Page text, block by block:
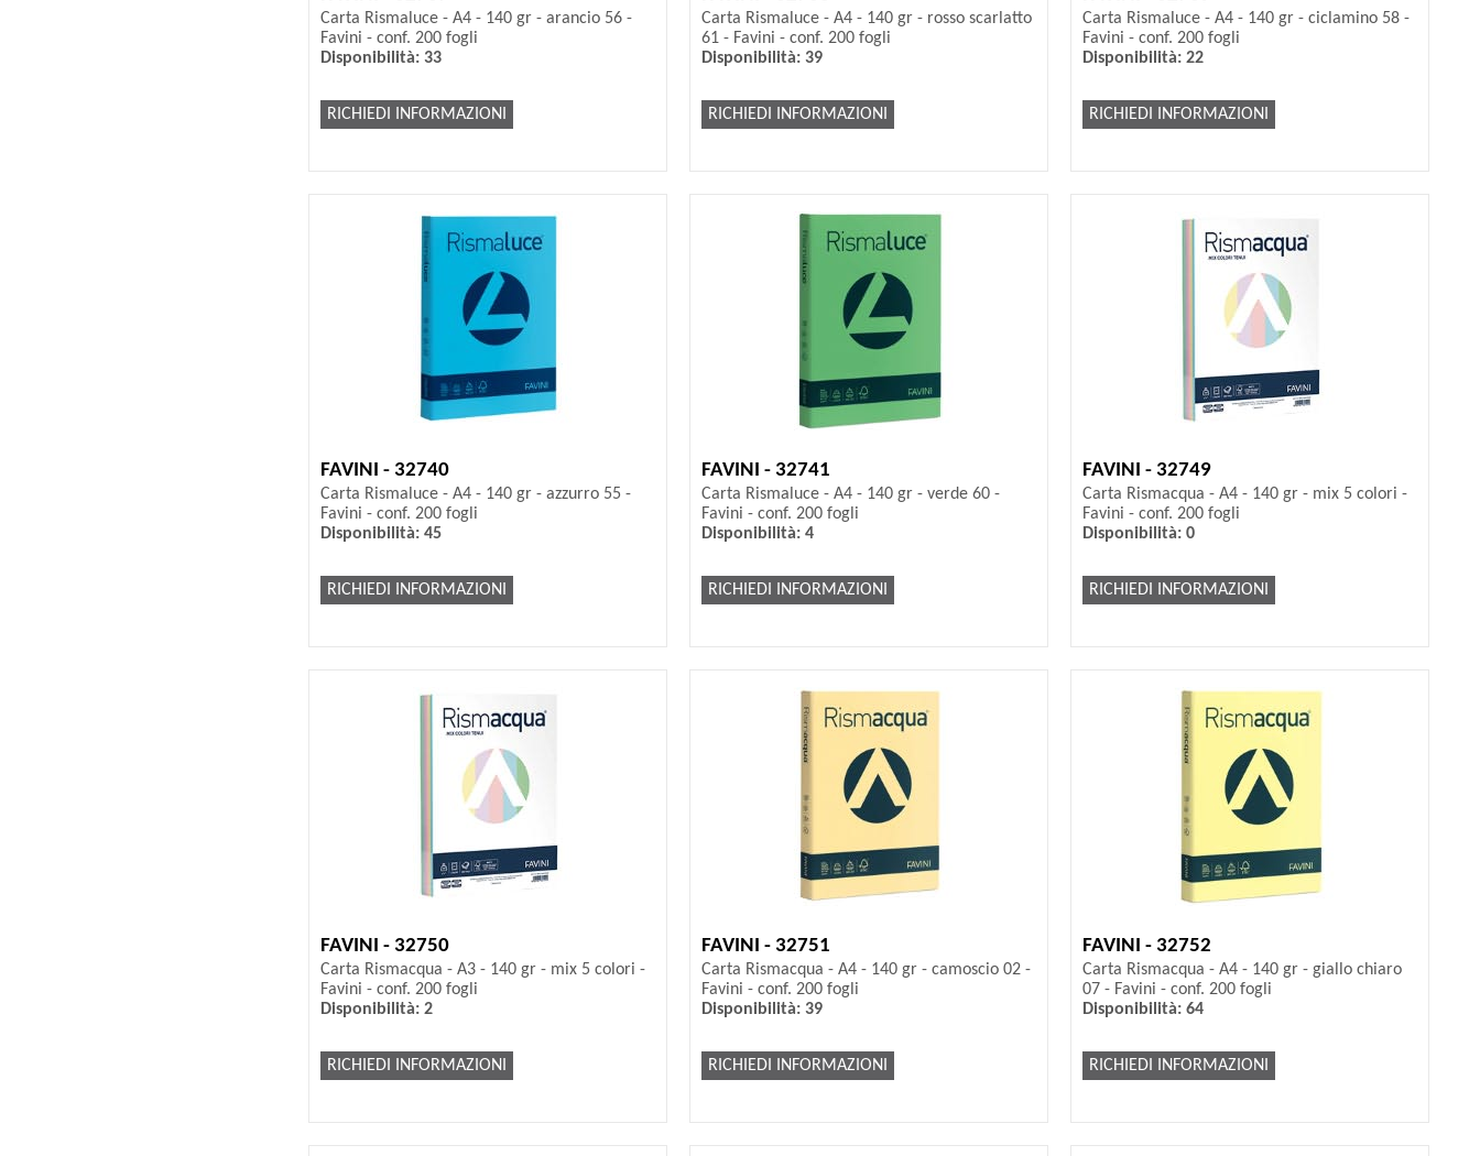
Carta Rismaluce - A4 - 140 gr - arancio 56 -
Favini - conf. 200 fogli
Disponibilità: 33
RICHIEDI INFORMAZIONI
Carta Rismaluce - A4 - 140 gr - rosso scarlatto
61 - Favini - conf. 200 fogli
Disponibilità: 39
RICHIEDI INFORMAZIONI
Carta Rismaluce - A4 - 140 gr - ciclamino 58 -
Favini - conf. 200 fogli
Disponibilità: 22
RICHIEDI INFORMAZIONI
FAVINI - 32740
Carta Rismaluce - A4 - 140 gr - azzurro 55 -
Favini - conf. 200 fogli
Disponibilità: 45
RICHIEDI INFORMAZIONI
FAVINI - 32741
Carta Rismaluce - A4 - 140 gr - verde 60 -
Favini - conf. 200 fogli
Disponibilità: 4
RICHIEDI INFORMAZIONI
FAVINI - 32749
Carta Rismacqua - A4 - 140 gr - mix 5 colori -
Favini - conf. 200 fogli
Disponibilità: 0
RICHIEDI INFORMAZIONI
FAVINI - 32750
Carta Rismacqua - A3 - 140 gr - mix 5 colori -
Favini - conf. 200 fogli
Disponibilità: 2
RICHIEDI INFORMAZIONI
FAVINI - 32751
Carta Rismacqua - A4 - 140 gr - camoscio 02 -
Favini - conf. 200 fogli
Disponibilità: 39
RICHIEDI INFORMAZIONI
FAVINI - 32752
Carta Rismacqua - A4 - 140 gr - giallo chiaro
07 - Favini - conf. 200 fogli
Disponibilità: 64
RICHIEDI INFORMAZIONI